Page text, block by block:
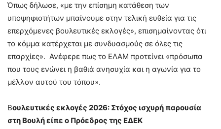
Όπως δήλωσε, «με την επίσημη κατάθεση των
υποψηφιοτήτων μπαίνουμε στην τελική ευθεία για τις
επερχόμενες βουλευτικές εκλογές», επισημαίνοντας ότι
το κόμμα κατέρχεται με συνδυασμούς σε όλες τις
επαρχίες». Ανέφερε πως το ΕΛΑΜ προτείνει «πρόσωπα
που τους ενώνει η βαθιά ανησυχία και η αγωνία για το
μέλλον αυτού του τόπου».
Βουλευτικές εκλογές 2026: Στόχος ισχυρή παρουσία
στη Βουλή είπε ο Πρόεδρος της ΕΔΕΚ